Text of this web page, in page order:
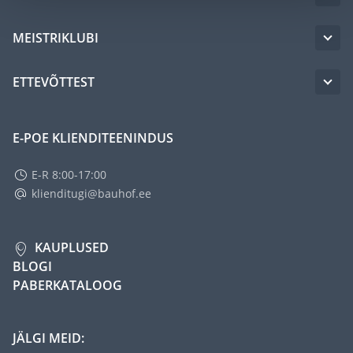
MEISTRIKLUBI
ETTEVÕTTEST
E-POE KLIENDITEENINDUS
E-R 8:00-17:00
klienditugi@bauhof.ee
KAUPLUSED
BLOGI
PABERKATALOOG
JÄLGI MEID: